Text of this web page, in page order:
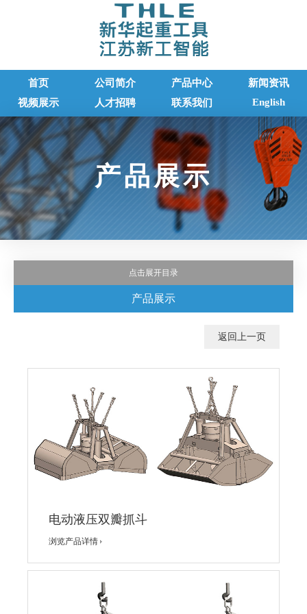
首页 公司简介 产品中心
新闻资讯
视频展示
人才招聘 联系我们 English
产品展示
点击展开目录
产品展示
返回上一页
电动液压双瓣抓斗
浏览产品详情